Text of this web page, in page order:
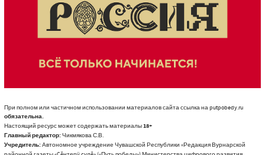
При полном или частичном использовании материалов сайта ссылка на putpobedy.ru
обязательна.
Настоящий ресурс может содержать материалы18+
Главный редактор:Чикмякова С.В.
Учредитель:Автономное учреждение Чувашской Республики «Редакция Вурнарской